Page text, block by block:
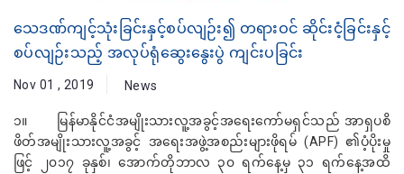
သေဒဏ်ကျင့်သုံးခြင်းနှင့်စပ်လျဉ်း၍ တရားဝင် ဆိုင်းငံ့ခြင်းနှင့်
စပ်လျဉ်းသည့် အလုပ်ရုံဆွေးနွေးပွဲ ကျင်းပခြင်း
Nov 01 , 2019 News
၁။ မြန်မာနိုင်ငံအမျိုးသားလူ့အခွင့်အရေးကော်မရှင်သည် အာရှပစိ
ဖိတ်အမျိုးသားလူ့အခွင့် အရေးအဖွဲ့အစည်းများဖိုရမ် (APF) ၏ပံ့ပိုးမှု
ဖြင့် ၂၀၁၇ ခုနှစ်၊ အောက်တိုဘာလ ၃၀ ရက်နေ့မှ ၃၁ ရက်နေ့အထိ